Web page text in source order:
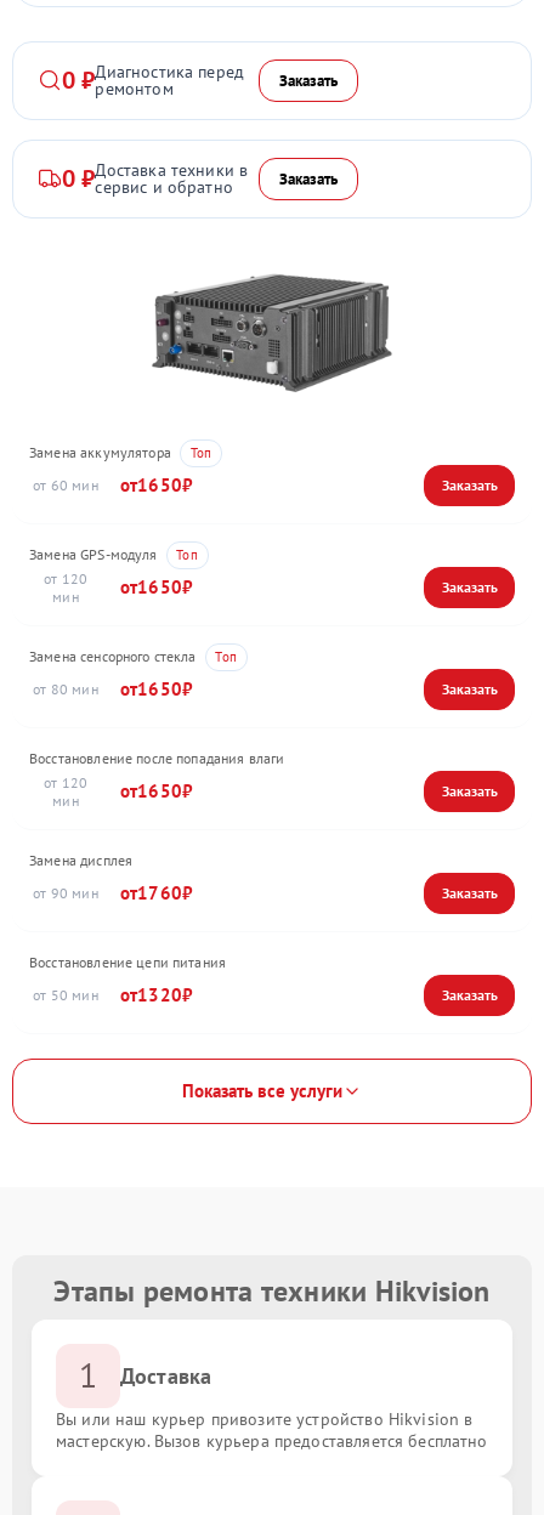
0 ₽Диагностика перед
ремонтом Заказать
0 ₽Доставка техники в
сервис и обратно Заказать
Замена аккумулятора
60
1650
Замена GPS-модуля
120
1650
Замена сенсорного стекла
80
1650
Восстановление после попадания влаги
120
1650
Замена дисплея
90
1760
Восстановление цепи питания
50
1320
Показать все услуги
Этапы ремонта техники Hikvision
1 Доставка
Вы или наш курьер привозите устройство Hikvision в
мастерскую. Вызов курьера предоставляется бесплатно